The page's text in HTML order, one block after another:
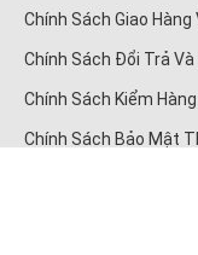
Chính Sách Giao Hàng
Chính Sách Đổi Trả Và
Chính Sách Kiểm
Chính Sách Bảo Mật